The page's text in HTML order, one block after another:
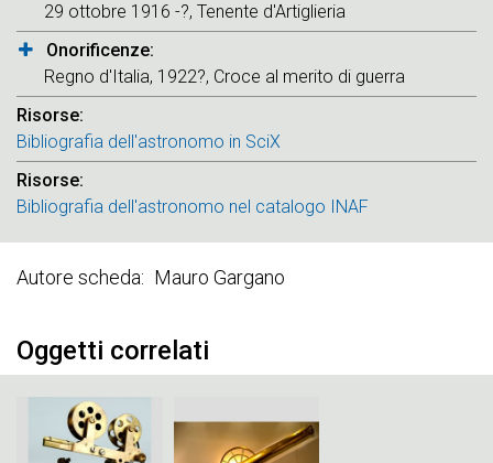
29 ottobre 1916 -?, Tenente d'Artiglieria
Onorificenze
Regno d'Italia, 1922?, Croce al merito di guerra
Risorse
Bibliografia dell'astronomo in SciX
Risorse
Bibliografia dell'astronomo nel catalogo INAF
Autore scheda Mauro Gargano
Oggetti correlati